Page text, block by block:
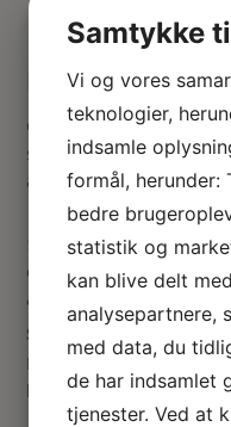
Dukkehus
Grøn og frodig
smuk og anderledes.
afsluttende blank lak
Vurd
eret
5ud
af 5
Sabina Happel
Det her kit er ret hurtigt
lave en stor plante, der
Samtykke
Vi og vores
teknologier,
indsamle
formål, herunder:
bedre
statistik og
kan blive delt
analysepartnere,
med data, du
de har indsamlet
tjenester. Ved at